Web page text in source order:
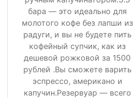
бара — это идеально для
молотого кофе без лапши из
радуги, и вы не будете пить
кофейный супчик, как из
дешевой рожковой за 1500
рублей .Вы сможете варить
эспрессо, американо и
капучин.Резервуар — всего